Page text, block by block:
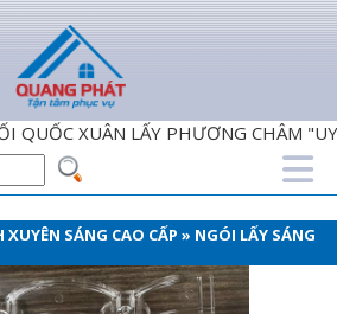
XUÂN LẤY PHƯƠNG CHÂM "UY
SÁNG CAO CẤP » NGÓI LẤY SÁNG